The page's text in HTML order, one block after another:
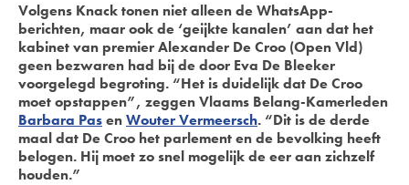
Volgens Knack tonen niet alleen de WhatsApp-
berichten, maar ook de ‘geijkte kanalen’ aan dat het
kabinet van premier Alexander De Croo (OpenVld)
geen bezwaren had bij de door Eva De Bleeker
voorgelegd begroting. “Het is duidelijk dat De Croo
moet opstappen”, zeggen Vlaams Belang-Kamerleden
Barbara PasenWouter Vermeersch. “Dit is de derde
maal dat De Croo het parlement en de bevolking heeft
belogen. Hij moet zo snel mogelijk de eer aan zichzelf
houden.”